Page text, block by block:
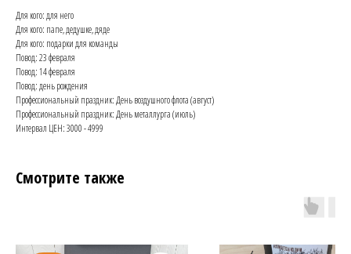
Для кого: для него
Для кого: папе, дедушке, дяде
Для кого: подарки для команды
Повод: 23 февраля
Повод: 14 февраля
Повод: день рождения
Профессиональный праздник: День воздушного флота (август)
Профессиональный праздник: День металлурга (июль)
Интервал ЦЕН: 3000 - 4999
Смотрите также